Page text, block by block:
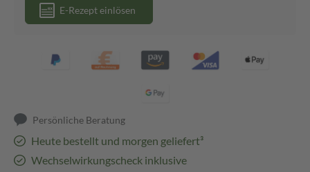
E-Rezept einlösen
Persönliche Beratung
Heute bestellt und morgen geliefert³
Wechselwirkungscheck inklusive